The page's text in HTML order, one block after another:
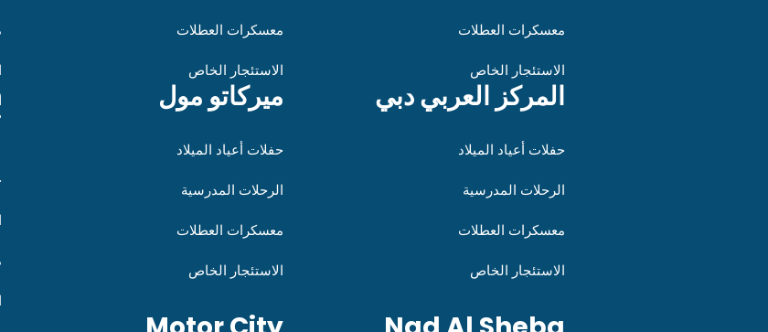
معسكرات العطلات
الاستئجار الخاص
معسكرات العطلات
الاستئجار الخاص
المركز العربي دبي
حفلات أعياد الميلاد
الرحلات المدرسية
معسكرات العطلات
الاستئجار الخاص
ميركاتو مول
حفلات أعياد الميلاد
الرحلات المدرسية
معسكرات العطلات
الاستئجار الخاص